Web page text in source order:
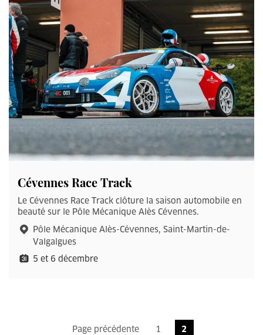
Cévennes Race Track
Le Cévennes Race Track clôture la saison automobile en
beauté sur le Pôle Mécanique Alès Cévennes.
Pôle Mécanique Alès-Cévennes, Saint-Martin-de-
Valgalgues
5 et 6 décembre
Page précédente 1 2